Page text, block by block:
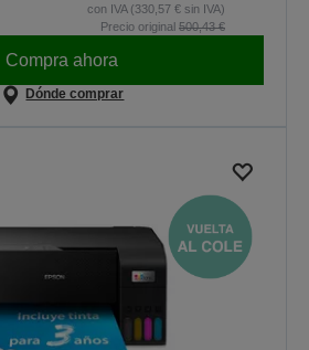
con IVA (330,57 € sin IVA)
Precio original 500,43 €
Compra ahora
Dónde comprar